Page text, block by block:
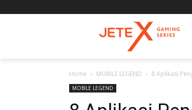
Home MOBILE LEGEND 8 Aplikasi
MOBILE LEGEND